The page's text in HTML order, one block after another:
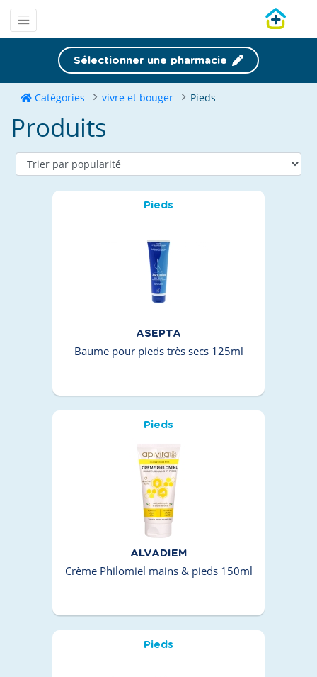
Sélectionner une pharmacie
Catégories vivre et bouger Pieds
Produits
Pieds
ASEPTA
Baume pour pieds très secs 125ml
Pieds
ALVADIEM
Crème Philomiel mains & pieds 150ml
Pieds